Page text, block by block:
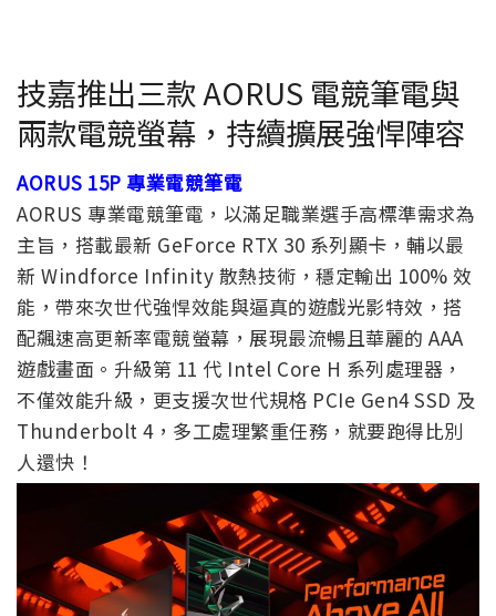
技嘉推出三款 AORUS 電競筆電與
兩款電競螢幕，持續擴展強悍陣容
AORUS 15P 專業電競筆電
AORUS 專業電競筆電，以滿足職業選手高標準需求為
主旨，搭載最新 GeForce RTX 30 系列顯卡，輔以最
新 Windforce Infinity 散熱技術，穩定輸出 100% 效
能，帶來次世代強悍效能與逼真的遊戲光影特效，搭
配飆速高更新率電競螢幕，展現最流暢且華麗的 AAA
遊戲畫面。升級第 11 代 Intel Core H 系列處理器，
不僅效能升級，更支援次世代規格 PCIe Gen4 SSD 及
Thunderbolt 4，多工處理繁重任務，就要跑得比別
人還快！